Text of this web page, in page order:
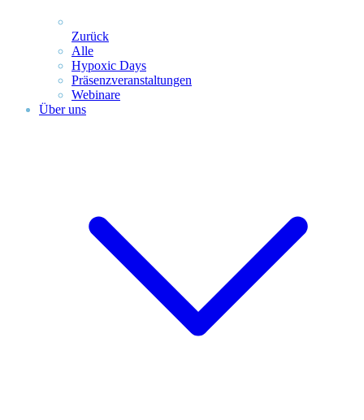
Zurück
Alle
Hypoxic Days
Präsenz­veranstaltungen
Webinare
Über uns